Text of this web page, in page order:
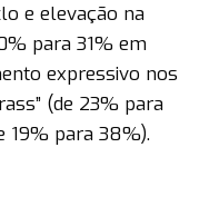
e elevação na
para 31% em
expressivo nos
(de 23% para
19% para 38%).